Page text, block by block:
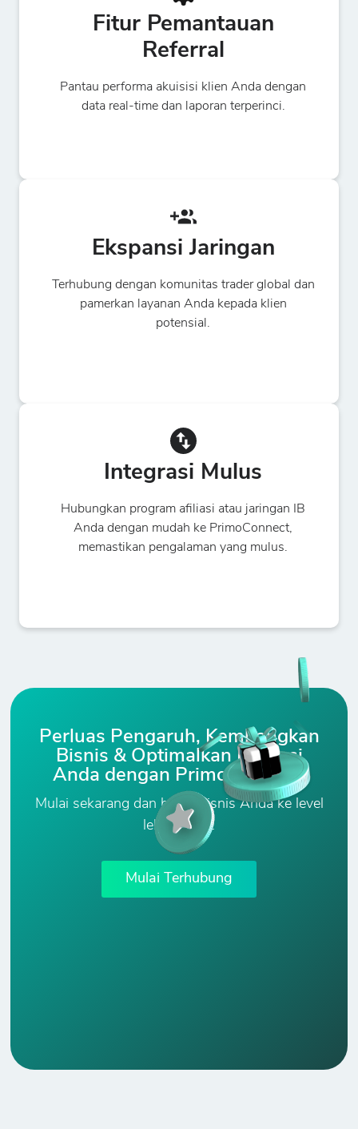
Fitur Pemantauan
Referral
Pantau performa akuisisi klien Anda dengan
data real-time dan laporan terperinci.
Ekspansi Jaringan
Terhubung dengan komunitas trader global dan
pamerkan layanan Anda kepada klien
potensial.
Integrasi Mulus
Hubungkan program afiliasi atau jaringan IB
Anda dengan mudah ke PrimoConnect,
memastikan pengalaman yang mulus.
Perluas Pengaruh, Kembangkan
Bisnis & Optimalkan Potensi
Anda dengan PrimoConnect!
Mulai sekarang dan bawa bisnis Anda ke level
lebih tinggi.
Mulai Terhubung